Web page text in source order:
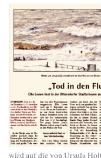
wird auf die von Ursula